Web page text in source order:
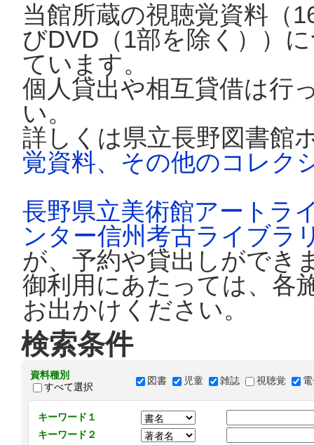
当館所蔵の視聴覚資料（
びDVD（1部を除く））
ています。
個人貸出や相互貸借は行
い。
詳しくは県立長野図書館
覚資料、その他のコレク
長野県立美術館アートラ
ンター信州考古ライブラ
が、予約や貸出しができ
御利用にあたっては、各
お出かけください。
検索条件
資料種別
すべて選択
図書 児童 雑誌 視聴覚
キーワード１
キーワード２